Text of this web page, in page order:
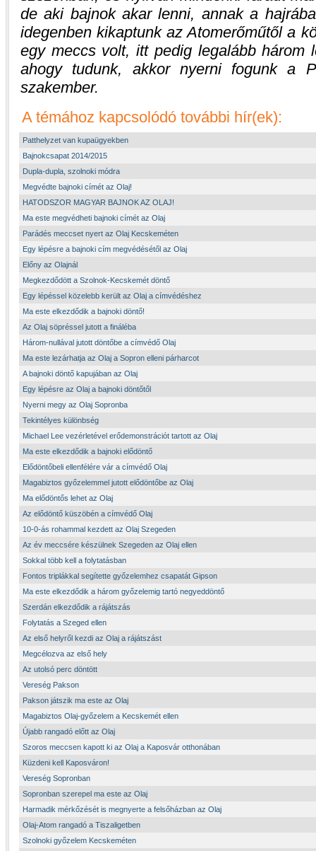
de aki bajnok akar lenni, annak a
idegenben kikaptunk az Atomerőműtől a
egy meccs volt, itt pedig legalább három
ahogy tudunk, akkor nyerni fogunk a
szakember.
A témához kapcsolódó további hír(ek):
Patthelyzet van kupaügyekben
Bajnokcsapat 2014/2015
Dupla-dupla, szolnoki módra
Megvédte bajnoki címét az Olaj!
HATODSZOR MAGYAR BAJNOK AZ OLAJ!
Ma este megvédheti bajnoki címét az Olaj
Parádés meccset nyert az Olaj Kecskeméten
Egy lépésre a bajnoki cím megvédésétől az Olaj
Előny az Olajnál
Megkezdődött a Szolnok-Kecskemét döntő
Egy lépéssel közelebb került az Olaj a címvédéshez
Ma este elkezdődik a bajnoki döntő!
Az Olaj söpréssel jutott a fináléba
Három-nullával jutott döntőbe a címvédő Olaj
Ma este lezárhatja az Olaj a Sopron elleni párharcot
A bajnoki döntő kapujában az Olaj
Egy lépésre az Olaj a bajnoki döntőtől
Nyerni megy az Olaj Sopronba
Tekintélyes különbség
Michael Lee vezérletével erődemonstrációt tartott az Olaj
Ma este elkezdődik a bajnoki elődöntő
Elődöntőbeli ellenfélére vár a címvédő Olaj
Magabiztos győzelemmel jutott elődöntőbe az Olaj
Ma elődöntős lehet az Olaj
Az elődöntő küszöbén a címvédő Olaj
10-0-ás rohammal kezdett az Olaj Szegeden
Az év meccsére készülnek Szegeden az Olaj ellen
Sokkal több kell a folytatásban
Fontos triplákkal segítette győzelemhez csapatát Gipson
Ma este elkezdődik a három győzelemig tartó negyeddöntő
Szerdán elkezdődik a rájátszás
Folytatás a Szeged ellen
Az első helyről kezdi az Olaj a rájátszást
Megcélozva az első hely
Az utolsó perc döntött
Vereség Pakson
Pakson játszik ma este az Olaj
Magabiztos Olaj-győzelem a Kecskemét ellen
Újabb rangadó előtt az Olaj
Szoros meccsen kapott ki az Olaj a Kaposvár otthonában
Küzdeni kell Kaposváron!
Vereség Sopronban
Sopronban szerepel ma este az Olaj
Harmadik mérkőzését is megnyerte a felsőházban az Olaj
Olaj-Atom rangadó a Tiszaligetben
Szolnoki győzelem Kecskeméten